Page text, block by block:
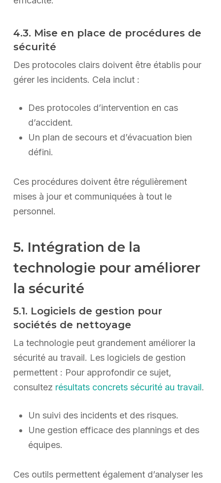
4.3. Mise en place de procédures de
sécurité
Des protocoles clairs doivent être établis pour
gérer les incidents. Cela inclut :
Des protocoles d’intervention en cas
d’accident.
Un plan de secours et d’évacuation bien
défini.
Ces procédures doivent être régulièrement
mises à jour et communiquées à tout le
personnel.
5. Intégration de la
technologie pour améliorer
la sécurité
5.1. Logiciels de gestion pour
sociétés de nettoyage
La technologie peut grandement améliorer la
sécurité au travail. Les logiciels de gestion
permettent : Pour approfondir ce sujet,
consultez résultats concrets sécurité au travail.
Un suivi des incidents et des risques.
Une gestion efficace des plannings et des
équipes.
Ces outils permettent également d’analyser les